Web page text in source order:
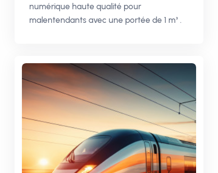
numérique haute qualité pour
malentendants avec une portée de 1 m³ .